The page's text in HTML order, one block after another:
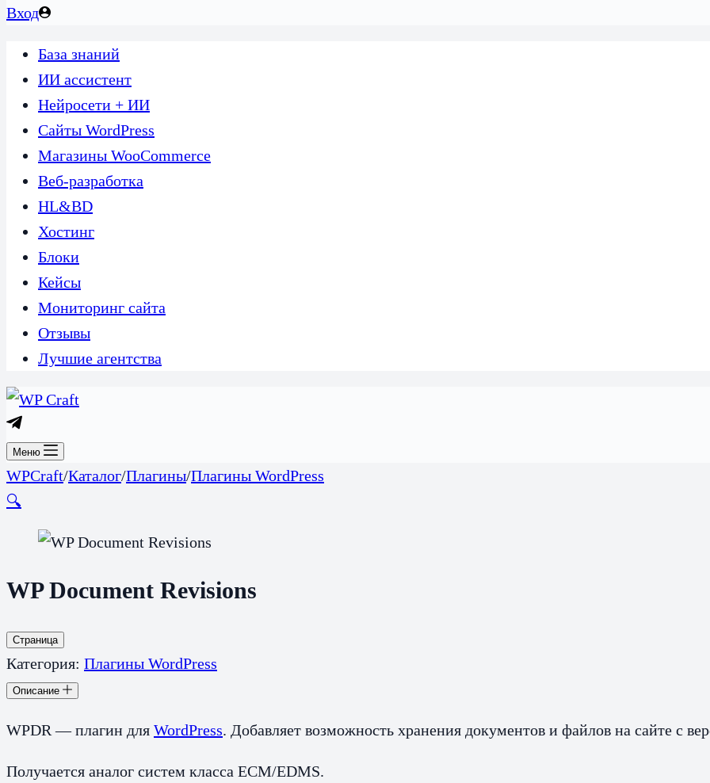
Вход
База знаний
ИИ ассистент
Нейросети + ИИ
Сайты WordPress
Магазины WooCommerce
Веб-разработка
HL&BD
Хостинг
Блоки
Кейсы
Мониторинг сайта
Отзывы
Лучшие агентства
Меню
WPCraft/Каталог/Плагины/Плагины WordPress
🔍
WP Document Revisions
Страница
Категория: Плагины WordPress
Описание
WPDR — плагин для WordPress. Добавляет возможность хранения документов и файлов на сайте с
Получается аналог систем класса ECM/EDMS.